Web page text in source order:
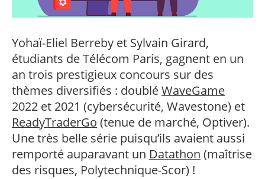
S’engager à Télécom
Paris
responsable : nos
Parcours Numérique
Enquête 1er emploi
Corps des Mines
donnant accès aux
Corps techniques de
l’État
Artificielle en
alternance
Expert
cybersécurité des
réseaux et des
systèmes
d’information
Intelligence
Artificielle – Expert
Data & MLops
Intelligence
Artificielle
multimodale et
Je suis élève en
situation de
faire ?
Vous êtes admis,
préparez votre
arrivée
Financement
Entreprises &
solutions Mastère
Spécialisé
Brochures &
contacts
professionnel
• Journaliste
• Diplômé
• Créateur d’entreprise
Yohaï-Eliel Berreby et Sylvain Girard,
étudiants de Télécom Paris, gagnent en un
an trois prestigieux concours sur des
thèmes diversifiés : doubléWaveGame
2022 et 2021 (cybersécurité, Wavestone) et
ReadyTraderGo (tenue de marché, Optiver).
Une très belle série puisqu’ils avaient aussi
remporté auparavant un Datathon (maîtrise
des risques, Polytechnique-Scor) !